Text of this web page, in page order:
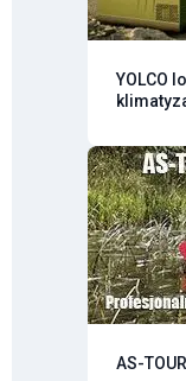
YOLCO
AS-